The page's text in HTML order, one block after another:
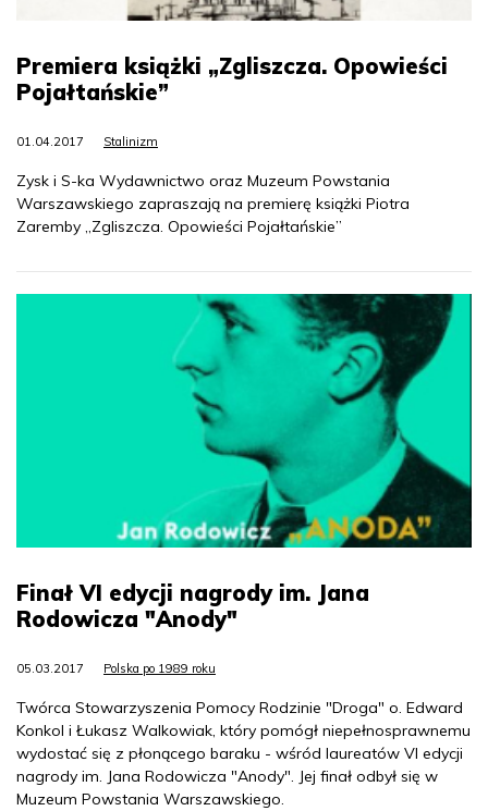
Premiera książki „Zgliszcza. Opowieści
Pojałtańskie”
01.04.2017 Stalinizm
Zysk i S-ka Wydawnictwo oraz Muzeum Powstania
Warszawskiego zapraszają na premierę książki Piotra
Zaremby „Zgliszcza. Opowieści Pojałtańskie”
Finał VI edycji nagrody im. Jana
Rodowicza "Anody"
05.03.2017 Polska po 1989 roku
Twórca Stowarzyszenia Pomocy Rodzinie "Droga" o. Edward
Konkol i Łukasz Walkowiak, który pomógł niepełnosprawnemu
wydostać się z płonącego baraku - wśród laureatów VI edycji
nagrody im. Jana Rodowicza "Anody". Jej finał odbył się w
Muzeum Powstania Warszawskiego.